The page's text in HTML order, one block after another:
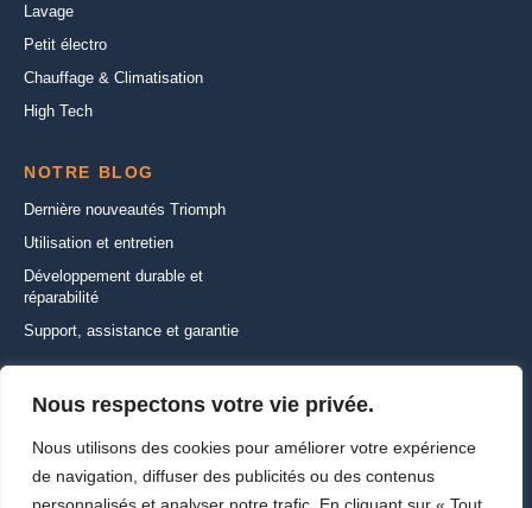
Nous respectons votre vie privée.
Nous utilisons des cookies pour améliorer votre expérience
de navigation, diffuser des publicités ou des contenus
Lavage
Petit électro
Chauffage & Climatisation
High Tech
NOTRE BLOG
Dernière nouveautés Triomph
Utilisation et entretien
Développement durable et
réparabilité
Support, assistance et garantie
95470 SAINT WITZ
+33 (1) 30 35 01 01